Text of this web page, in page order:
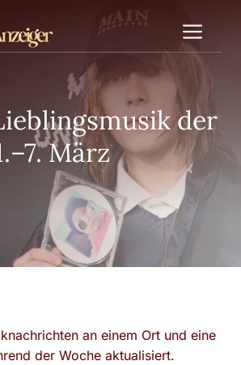
der
März
an einem Ort und eine
der Woche aktualisiert.